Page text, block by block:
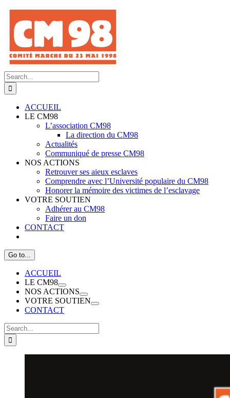
Skip
content
Search
for:
ACCUEIL
LE CM98
L’association CM98
La direction du CM98
Actualités
Communiqué de presse CM98
NOS ACTIONS
Retrouver ses aieux esclaves
Comprendre avec l’Université populaire du CM98
Honorer la mémoire des victimes de l’esclavage
VOTRE SOUTIEN
Adhérer au CM98
Faire un don
CONTACT
Go to...
ACCUEIL
LE CM98
NOS ACTIONS
VOTRE SOUTIEN
CONTACT
Search
for: